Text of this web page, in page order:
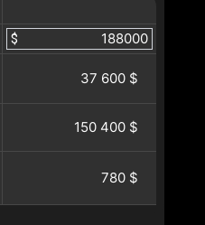
$
37 600 $
150 400 $
780 $